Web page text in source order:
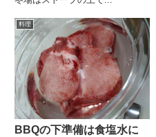
料理
BBQの下準備は食塩水に